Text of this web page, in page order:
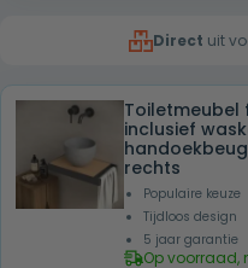
€
Direct uit
Toiletmeubel
inclusief
rechts
Populaire keuze
Tijdloos design
5 jaar garantie
Op voorraad,